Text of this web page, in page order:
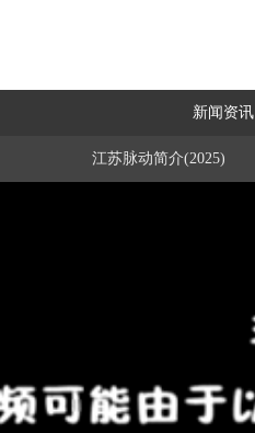
新闻资讯
江苏脉动简介(2025)